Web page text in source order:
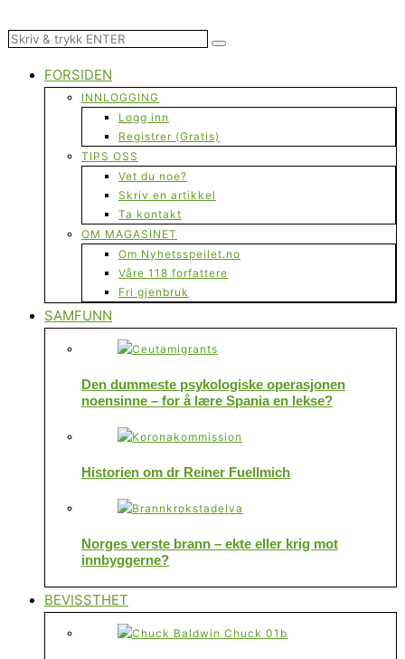
FORSIDEN
INNLOGGING
Logg inn
Registrer (Gratis)
TIPS OSS
Vet du noe?
Skriv en artikkel
Ta kontakt
OM MAGASINET
Om Nyhetsspeilet.no
Våre 118 forfattere
Fri gjenbruk
SAMFUNN
Den dummeste psykologiske operasjonen
noensinne – for å lære Spania en lekse?
Historien om dr Reiner Fuellmich
Norges verste brann – ekte eller krig mot
innbyggerne?
BEVISSTHET